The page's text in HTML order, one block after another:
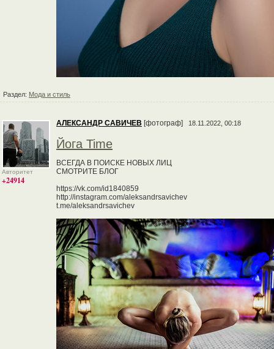
Раздел: Мода и стиль
Авторитет
+24914
АЛЕКСАНДР САВИЧЕВ [фотограф] 18.11.2022, 00:18
Йога Time
ВСЕГДА В ПОИСКЕ НОВЫХ ЛИЦ
СМОТРИТЕ БЛОГ
https://vk.com/id1840859
http://instagram.com/aleksandrsavichev
t.me/aleksandrsavichev